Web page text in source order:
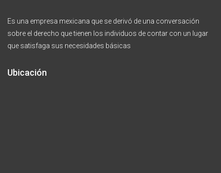
Es una empresa mexicana que se derivó de una conversación
sobre el derecho que tienen los individuos de contar con un lugar
que satisfaga sus necesidades básicas
Ubicación